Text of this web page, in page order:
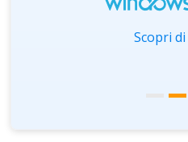
Scopri